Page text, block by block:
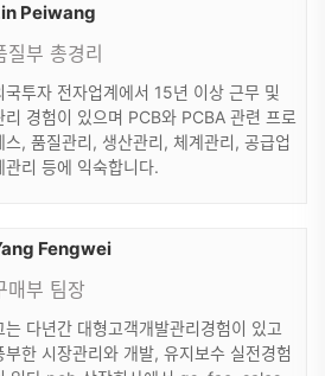
Peiwang
질부 총경리
국투자 전자업계에서 15년 이상 근무 및
리 경험이 있으며 PCB와 PCBA 관련 프로
스, 품질관리, 생산관리, 체계관리, 공급업
관리 등에 익숙합니다.
Fengwei
매부 팀장
는 다년간 대형고객개발관리경험이 있고
부한 시장관리와 개발, 유지보수 실전경험